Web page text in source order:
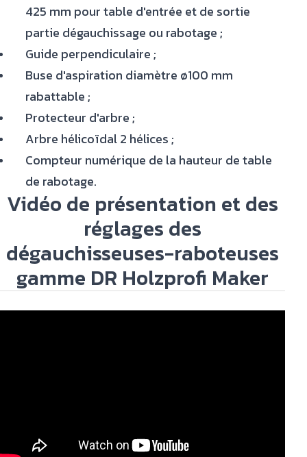
425 mm pour table d'entrée et de sortie
partie dégauchissage ou rabotage ;
Guide perpendiculaire ;
Buse d'aspiration diamètre ø100 mm
rabattable ;
Protecteur d'arbre ;
Arbre hélicoïdal 2 hélices ;
Compteur numérique de la hauteur de table
de rabotage.
Vidéo de présentation et des
réglages des
dégauchisseuses-raboteuses
gamme DR Holzprofi Maker